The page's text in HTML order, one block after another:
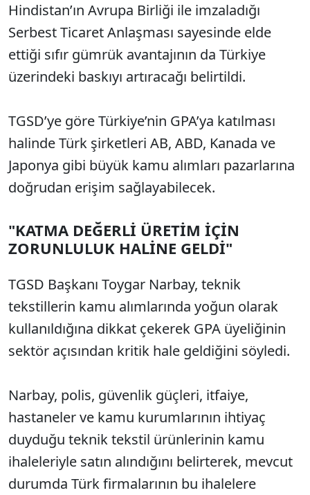
Hindistan’ın Avrupa Birliği ile imzaladığı
Serbest Ticaret Anlaşması sayesinde elde
ettiği sıfır gümrük avantajının da Türkiye
üzerindeki baskıyı artıracağı belirtildi.
TGSD’ye göre Türkiye’nin GPA’ya katılması
halinde Türk şirketleri AB, ABD, Kanada ve
Japonya gibi büyük kamu alımları pazarlarına
doğrudan erişim sağlayabilecek.
"KATMA DEĞERLİ ÜRETİM İÇİN
ZORUNLULUK HALİNE GELDİ"
TGSD Başkanı Toygar Narbay, teknik
tekstillerin kamu alımlarında yoğun olarak
kullanıldığına dikkat çekerek GPA üyeliğinin
sektör açısından kritik hale geldiğini söyledi.
Narbay, polis, güvenlik güçleri, itfaiye,
hastaneler ve kamu kurumlarının ihtiyaç
duyduğu teknik tekstil ürünlerinin kamu
ihaleleriyle satın alındığını belirterek, mevcut
durumda Türk firmalarının bu ihalelere